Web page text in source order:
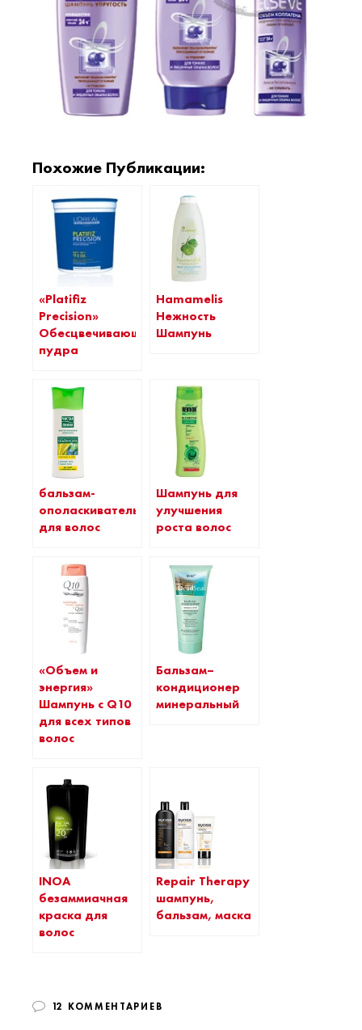
Похожие Публикации:
«Platifiz
Precision»
Обесцвечивающая
пудра
Hamamelis
Нежность
Шампунь
бальзам-
ополаскиватель
для волос
Шампунь для
улучшения
роста волос
«Объем и
энергия»
Шампунь с Q10
для всех типов
волос
Бальзам–
кондиционер
минеральный
INOA
безаммиачная
краска для
волос
Repair Therapy
шампунь,
бальзам, маска
12 КОММЕНТАРИЕВ